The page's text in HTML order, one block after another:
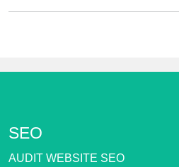
SEO
AUDIT WEBSITE SEO